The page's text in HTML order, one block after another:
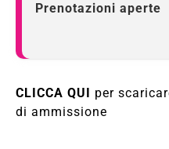
Prenotazioni aperte
CLICCA QUI per
di ammissione